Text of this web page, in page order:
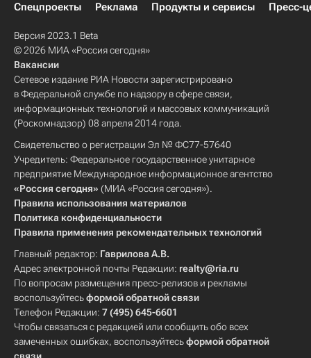
Спецпроекты
Реклама Продукты и сервисы Пресс-
Версия 2023.1 Beta
© 2026 МИА «Россия сегодня»
Вакансии
Сетевое издание РИА Новости зарегистрировано
в Федеральной службе по надзору в сфере связи,
информационных технологий и массовых коммуникаций
(Роскомнадзор) 08 апреля 2014 года.
Свидетельство о регистрации Эл № ФС77-57640
Учредитель: Федеральное государственное унитарное
предприятие Международное информационное агентство
«Россия сегодня» (МИА «Россия сегодня»).
Правила использования материалов
Политика конфиденциальности
Правила применения рекомендательных технологий
Главный редактор: Гаврилова А.В.
Адрес электронной почты Редакции: realty@ria.ru
По вопросам размещения пресс-релизов и рекламы
воспользуйтесьформой обратной связи
Телефон Редакции: 7 (495) 645-6601
Чтобы связаться с редакцией или сообщить обо всех
замеченных ошибках, воспользуйтесьформой обратной